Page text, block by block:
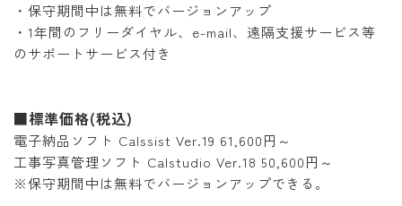
・保守期間中は無料でバージョンアップ
・1年間のフリーダイヤル、e-mail、遠隔支援サービス等
のサポートサービス付き
■標準価格(税込)
電子納品ソフト Calssist Ver.19 61,600円～
工事写真管理ソフト Calstudio Ver.18 50,600円～
※保守期間中は無料でバージョンアップできる。